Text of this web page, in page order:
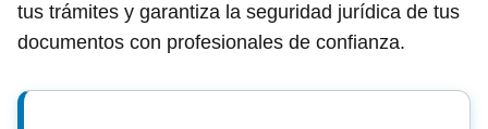
tus trámites y garantiza la seguridad jurídica de tus
documentos con profesionales de confianza.